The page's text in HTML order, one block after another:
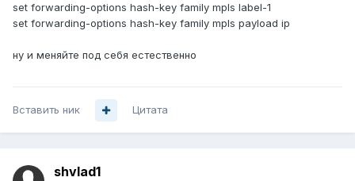
set forwarding-options hash-key family mpls label-1
set forwarding-options hash-key family mpls payload ip
ну и меняйте под себя естественно
Вставить ник Цитата
shvlad1